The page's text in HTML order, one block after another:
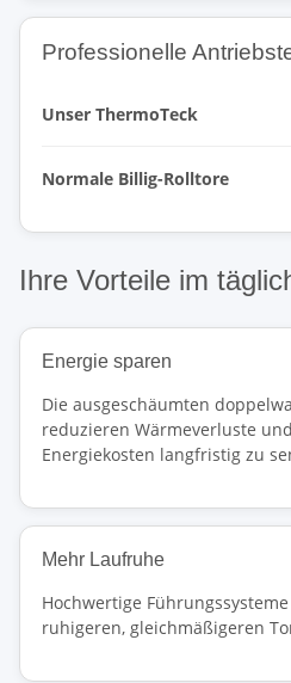
Professionelle
Unser ThermoTeck
Normale Billig-Rolltore
Ihre Vorteile im
Energie sparen
Die ausgeschäumten
reduzieren Wärmeverluste
Energiekosten langfristig zu
Mehr Laufruhe
Hochwertige
ruhigeren, gleichmäßigeren